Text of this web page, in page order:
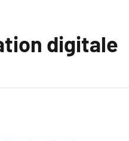
digitale